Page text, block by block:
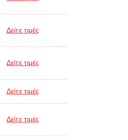
Δείτε τιμές
Δείτε τιμές
Δείτε τιμές
Δείτε τιμές